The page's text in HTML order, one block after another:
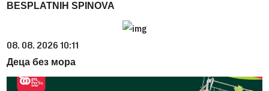
BESPLATNIH SPINOVA
08. 08. 2026 10:11
Деца без мора